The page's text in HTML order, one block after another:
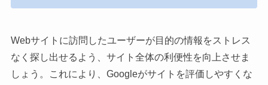
Webサイトに訪問したユーザーが目的の情報をストレス
なく探し出せるよう、サイト全体の利便性を向上させま
しょう。これにより、Googleがサイトを評価しやすくな